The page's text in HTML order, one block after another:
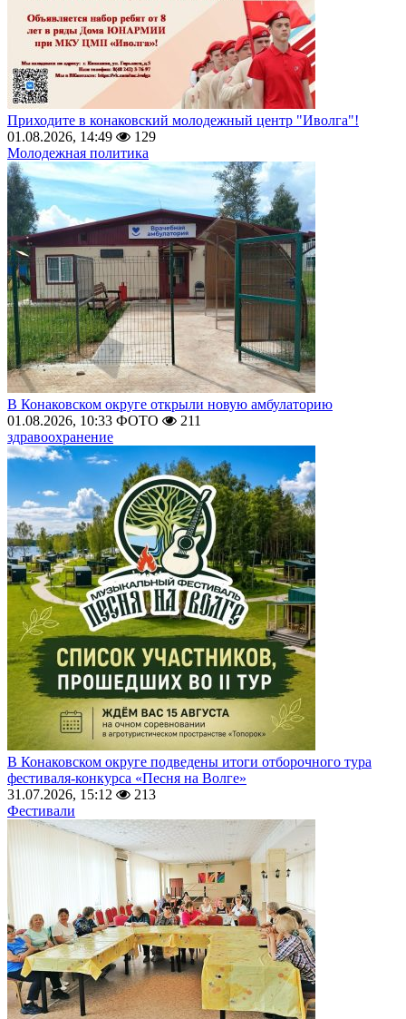
Приходите в конаковский молодежный центр "Иволга"!
01.08.2026, 14:49
129
Молодежная политика
В Конаковском округе открыли новую амбулаторию
01.08.2026, 10:33 ФОТО
211
здравоохранение
В Конаковском округе подведены итоги отборочного тура
фестиваля-конкурса «Песня на Волге»
31.07.2026, 15:12
213
Фестивали